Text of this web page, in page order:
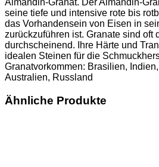
Almandin-Granat. Der Almandin-
seine tiefe und intensive rote bis
das Vorhandensein von Eisen in
zurückzuführen ist. Granate sind oft
durchscheinend. Ihre Härte und
idealen Steinen für die
Granatvorkommen: Brasilien,
Australien, Russland
Ähnliche Produkte